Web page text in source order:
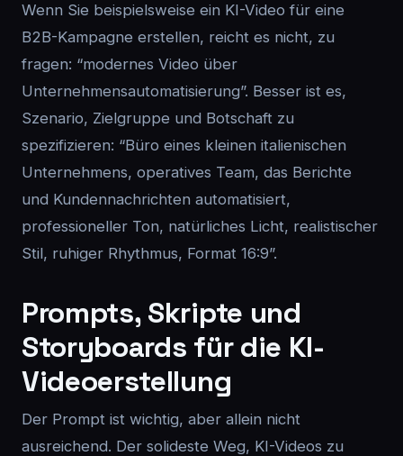
Wenn Sie beispielsweise ein KI-Video für eine
B2B-Kampagne erstellen, reicht es nicht, zu
fragen: “modernes Video über
Unternehmensautomatisierung”. Besser ist es,
Szenario, Zielgruppe und Botschaft zu
spezifizieren: “Büro eines kleinen italienischen
Unternehmens, operatives Team, das Berichte
und Kundennachrichten automatisiert,
professioneller Ton, natürliches Licht, realistischer
Stil, ruhiger Rhythmus, Format 16:9”.
Prompts, Skripte und
Storyboards für die KI-
Videoerstellung
Der Prompt ist wichtig, aber allein nicht
ausreichend. Der solideste Weg, KI-Videos zu